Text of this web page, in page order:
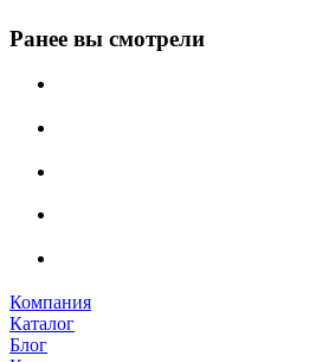
Ранее вы смотрели
Компания
Каталог
Блог